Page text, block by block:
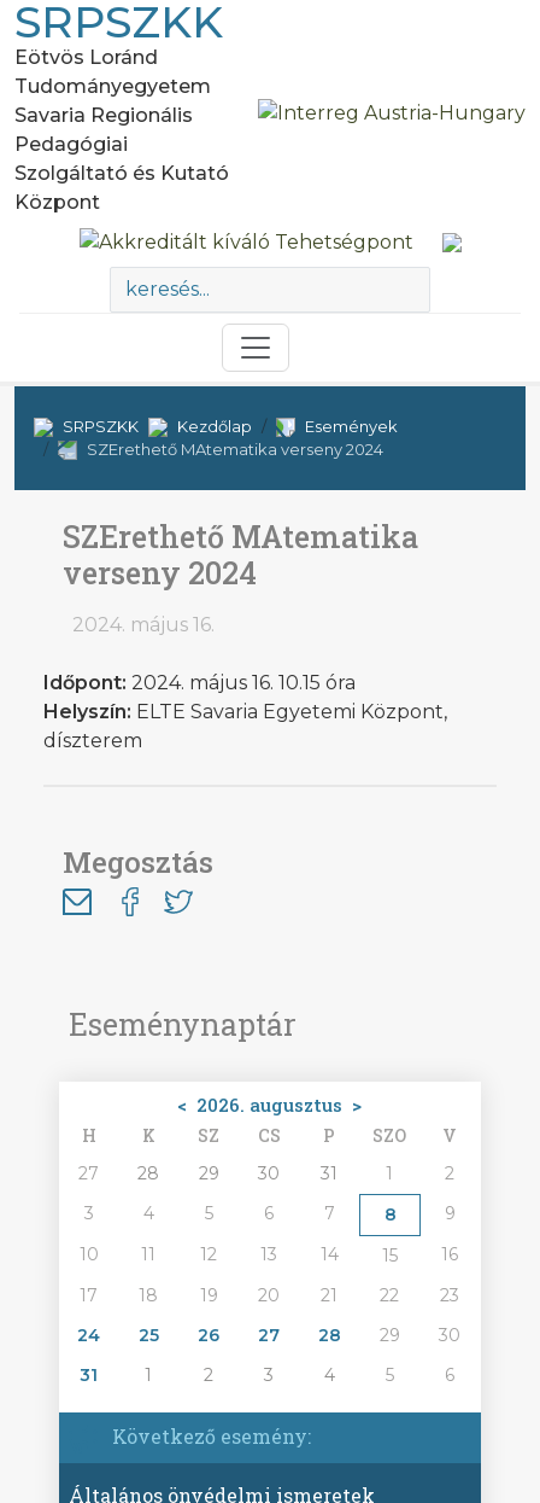
SRPSZKK
Eötvös Loránd
Tudományegyetem
Savaria Regionális
Pedagógiai
Szolgáltató és Kutató
Központ
SRPSZKK Kezdőlap
Események
SZErethető MAtematika verseny 2024
Eseménynaptár
< 2026. augusztus >
H K SZ CS P SZO V
27 28 29 30 31 1
2
3
4 5 6 7 8
9
10
11 12 13 14 15
16
17
18 19 20 21 22
23
24
25 26 27 28 29
30
31
1 2 3 4 5 6
Következő esemény:
Általános önvédelmi ismeretek
SZErethető MAtematika
verseny 2024
2024. május 16.
Időpont: 2024. május 16. 10.15 óra
Helyszín: ELTE Savaria Egyetemi Központ,
díszterem
Megosztás